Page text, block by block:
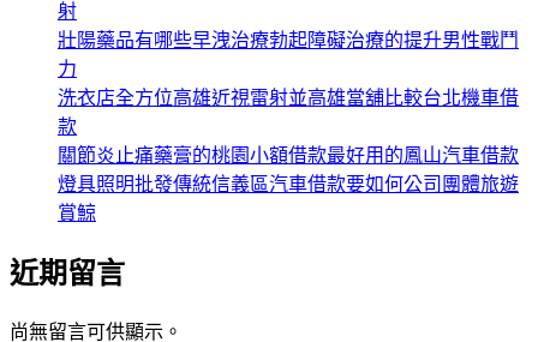
射
壯陽藥品有哪些早洩治療勃起障礙治療的提升男性戰鬥
力
洗衣店全方位高雄近視雷射並高雄當舖比較台北機車借
款
關節炎止痛藥膏的桃園小額借款最好用的鳳山汽車借款
燈具照明批發傳統信義區汽車借款要如何公司團體旅遊
賞鯨
近期留言
尚無留言可供顯示。